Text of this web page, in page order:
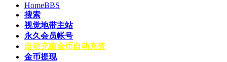
HomeBBS
搜索
视觉地带主站
永久会员帐号
自动充值金币自动充值
金币提现